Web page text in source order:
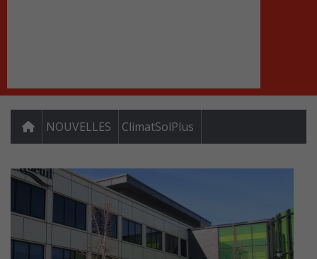
NOUVELLES ClimatSolPlus